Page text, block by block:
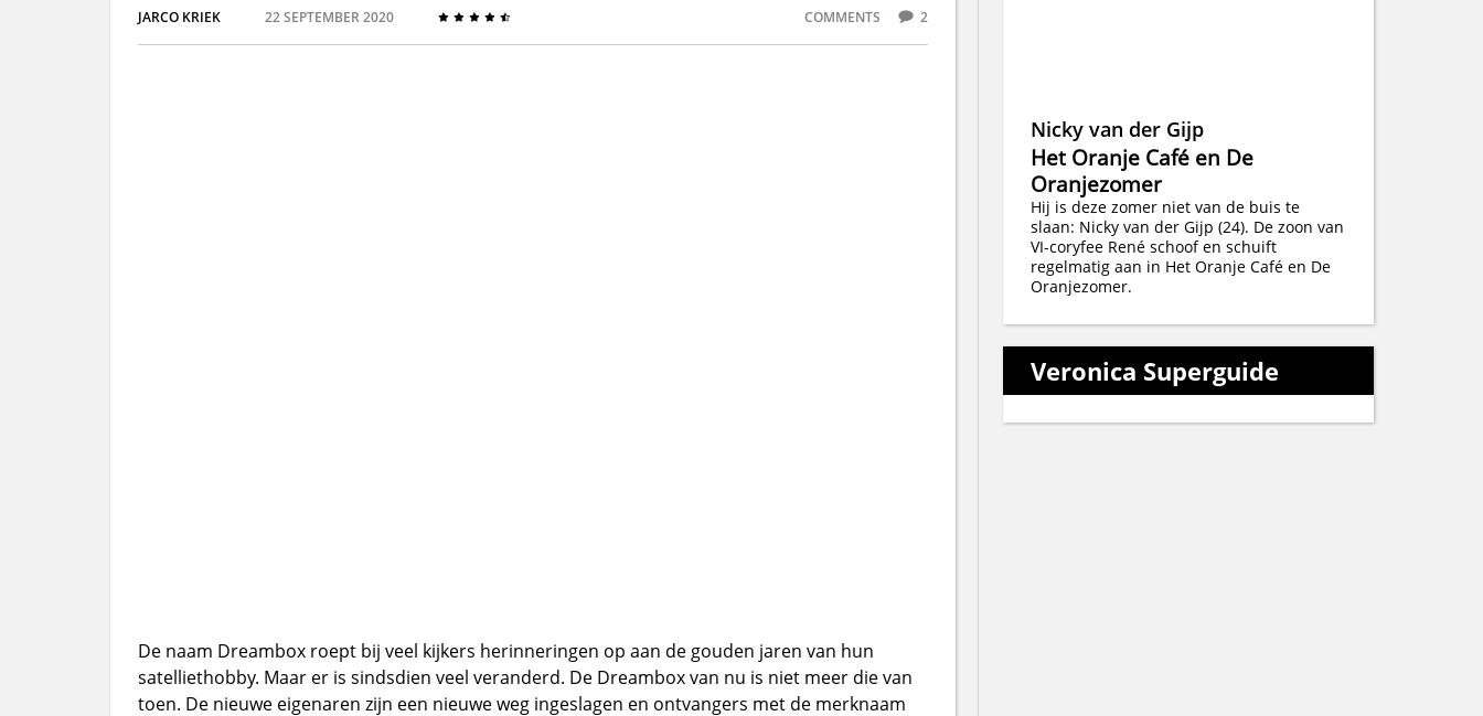
JARCO KRIEK 22 SEPTEMBER 2020 COMMENTS 2
De naam Dreambox roept bij veel kijkers herinneringen op aan de gouden jaren van hun
satelliethobby. Maar er is sindsdien veel veranderd. De Dreambox van nu is niet meer die van
toen. De nieuwe eigenaren zijn een nieuwe weg ingeslagen en ontvangers met de merknaam
Nicky van der Gijp
Het Oranje Café en De
Oranjezomer
Hij is deze zomer niet van de buis te
slaan: Nicky van der Gijp (24). De zoon van
VI-coryfee René schoof en schuift
regelmatig aan in Het Oranje Café en De
Oranjezomer.
Veronica Superguide